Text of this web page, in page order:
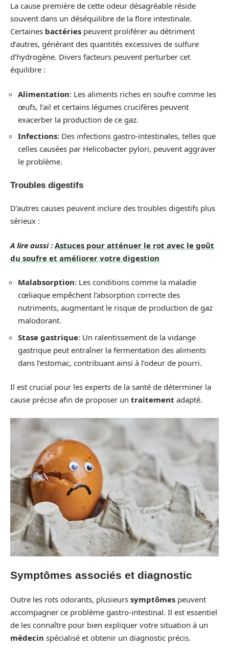
La cause première de cette odeur désagréable réside
souvent dans un déséquilibre de la flore intestinale.
Certaines bactéries peuvent proliférer au détriment
d’autres, générant des quantités excessives de sulfure
d’hydrogène. Divers facteurs peuvent perturber cet
équilibre :
Alimentation: Les aliments riches en soufre comme les
œufs, l’ail et certains légumes crucifères peuvent
exacerber la production de ce gaz.
Infections: Des infections gastro-intestinales, telles que
celles causées par Helicobacter pylori, peuvent aggraver
le problème.
Troubles digestifs
D’autres causes peuvent inclure des troubles digestifs plus
sérieux :
A lire aussi : Astuces pour atténuer le rot avec le goût
du soufre et améliorer votre digestion
Malabsorption: Les conditions comme la maladie
cœliaque empêchent l’absorption correcte des
nutriments, augmentant le risque de production de gaz
malodorant.
Stase gastrique: Un ralentissement de la vidange
gastrique peut entraîner la fermentation des aliments
dans l’estomac, contribuant ainsi à l’odeur de pourri.
Il est crucial pour les experts de la santé de déterminer la
cause précise afin de proposer un traitement adapté.
Symptômes associés et diagnostic
Outre les rots odorants, plusieurs symptômes peuvent
accompagner ce problème gastro-intestinal. Il est essentiel
de les connaître pour bien expliquer votre situation à un
médecin spécialisé et obtenir un diagnostic précis.